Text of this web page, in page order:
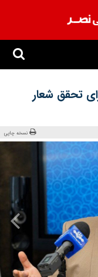
تحقق شعار
نسخه چاپی